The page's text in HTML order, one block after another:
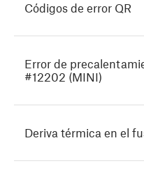
Códigos de error QR
Error de
#12202 (MINI)
Deriva térmica en el